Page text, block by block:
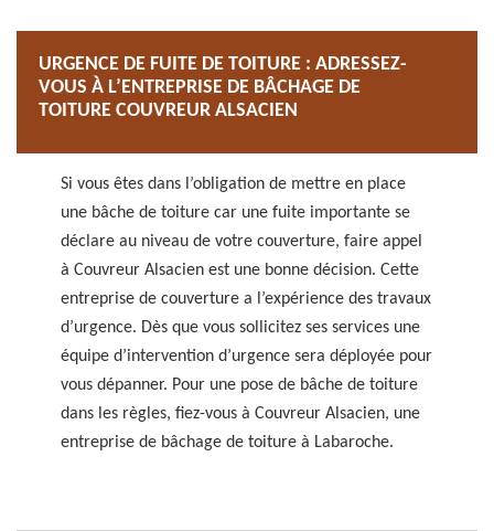
URGENCE DE FUITE DE TOITURE : ADRESSEZ-
VOUS À L’ENTREPRISE DE BÂCHAGE DE
TOITURE COUVREUR ALSACIEN
Si vous êtes dans l’obligation de mettre en place
une bâche de toiture car une fuite importante se
déclare au niveau de votre couverture, faire appel
à Couvreur Alsacien est une bonne décision. Cette
entreprise de couverture a l’expérience des travaux
d’urgence. Dès que vous sollicitez ses services une
équipe d’intervention d’urgence sera déployée pour
vous dépanner. Pour une pose de bâche de toiture
dans les règles, fiez-vous à Couvreur Alsacien, une
entreprise de bâchage de toiture à Labaroche.